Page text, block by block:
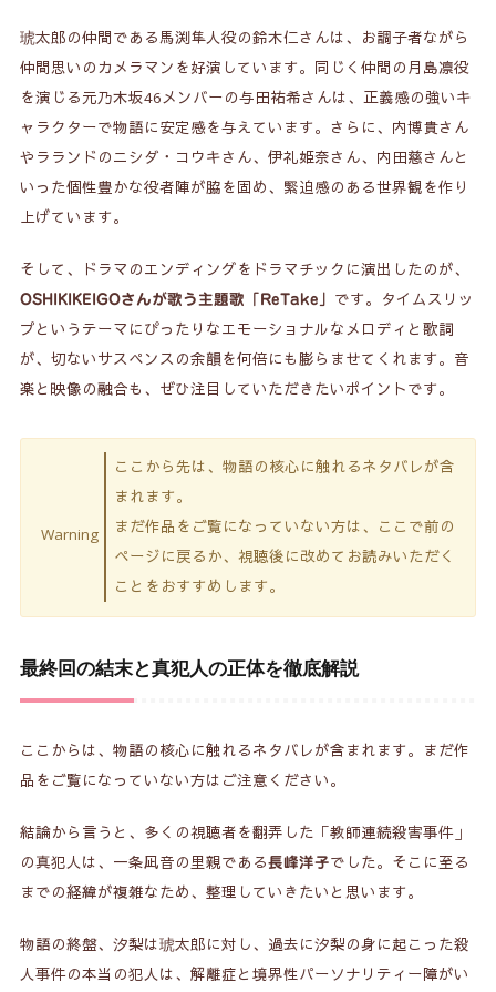
琥太郎の仲間である馬渕隼人役の鈴木仁さんは、お調子者ながら
仲間思いのカメラマンを好演しています。同じく仲間の月島凛役
を演じる元乃木坂46メンバーの与田祐希さんは、正義感の強いキ
ャラクターで物語に安定感を与えています。さらに、内博貴さん
やラランドのニシダ・コウキさん、伊礼姫奈さん、内田慈さんと
いった個性豊かな役者陣が脇を固め、緊迫感のある世界観を作り
上げています。
そして、ドラマのエンディングをドラマチックに演出したのが、
OSHIKIKEIGOさんが歌う主題歌「ReTake」 です。タイムスリッ
プというテーマにぴったりなエモーショナルなメロディと歌詞
が、切ないサスペンスの余韻を何倍にも膨らませてくれます。音
楽と映像の融合も、ぜひ注目していただきたいポイントです。
Warning
ここから先は、物語の核心に触れるネタバレが含
まれます。
まだ作品をご覧になっていない方は、ここで前の
ページに戻るか、視聴後に改めてお読みいただく
ことをおすすめします。
最終回の結末と真犯人の正体を徹底解説
ここからは、物語の核心に触れるネタバレが含まれます。まだ作
品をご覧になっていない方はご注意ください。
結論から言うと、多くの視聴者を翻弄した「教師連続殺害事件」
の真犯人は、一条凪音の里親である長峰洋子でした。そこに至る
までの経緯が複雑なため、整理していきたいと思います。
物語の終盤、汐梨は琥太郎に対し、過去に汐梨の身に起こった殺
人事件の本当の犯人は、解離症と境界性パーソナリティー障がい